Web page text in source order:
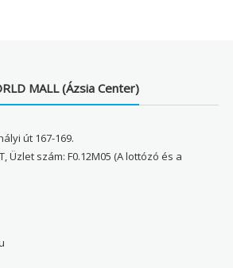
MALL (Ázsia Center)
út 167-169.
Üzlet szám: F0.12M05 (A lottózó és a